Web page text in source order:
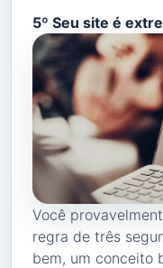
5º Seu site é
Você
regra de três
bem, um conceito